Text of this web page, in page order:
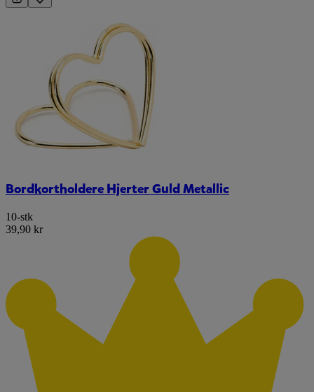
Bordkortholdere Hjerter Guld Metallic
10-stk
39,90 kr